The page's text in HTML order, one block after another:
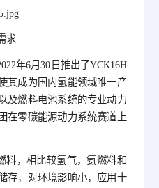
求
年6月30日推出了YCK16H
其成为国内氢能领域唯一产
及燃料电池系统的专业动力
在零碳能源动力系统赛道上
料，相比较氢气，氨燃料和
存，对环境影响小，应用十